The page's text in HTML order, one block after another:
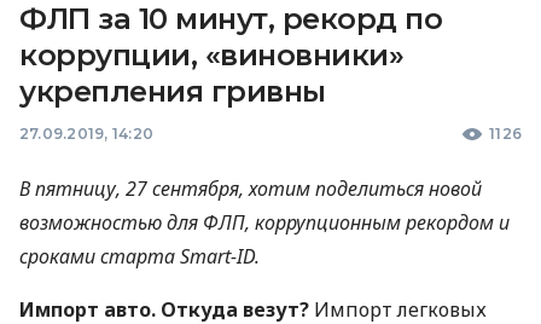
ФЛП за 10 минут, рекорд по
коррупции, «виновники»
укрепления гривны
27.09.2019, 14:20 1126
В пятницу, 27 сентября, хотим поделиться новой
возможностью для ФЛП, коррупционным рекордом и
сроками старта Smart-ID.
Импорт авто. Откуда везут? Импорт легковых